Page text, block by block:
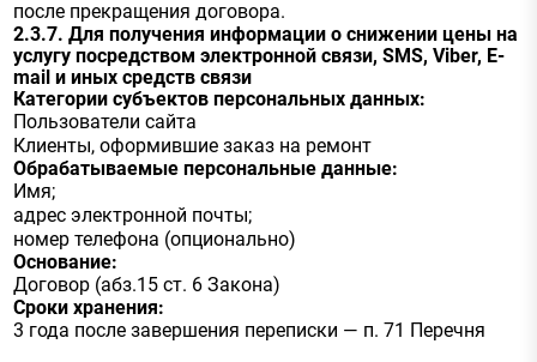
после прекращения договора.
2.3.7. Для получения информации о снижении цены на
услугу посредством электронной связи, SMS, Viber, E-
mail и иных средств связи
Категории субъектов персональных данных:
Пользователи сайта
Клиенты, оформившие заказ на ремонт
Обрабатываемые персональные данные:
Имя;
адрес электронной почты;
номер телефона (опционально)
Основание:
Договор (абз.15 ст. 6 Закона)
Сроки хранения:
3 года после завершения переписки — п. 71 Перечня